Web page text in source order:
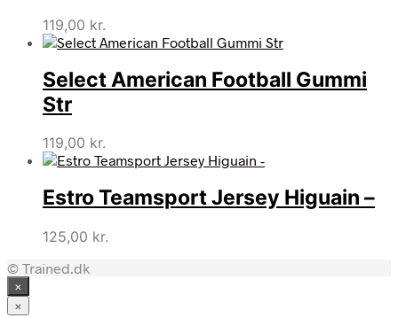
119,00 kr.
Select American Football Gummi
Str
119,00 kr.
Estro Teamsport Jersey Higuain –
125,00 kr.
© Trained.dk
×
×